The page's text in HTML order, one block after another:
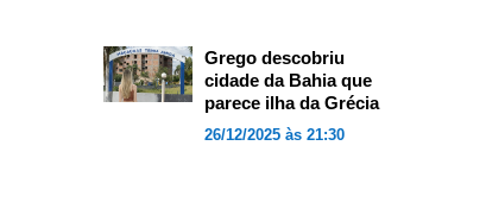
Grego descobriu
cidade da Bahia que
parece ilha da Grécia
26/12/2025 às 21:30